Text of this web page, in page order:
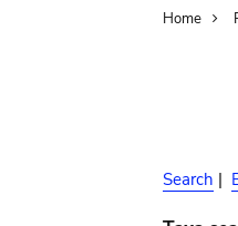
Home
Search |